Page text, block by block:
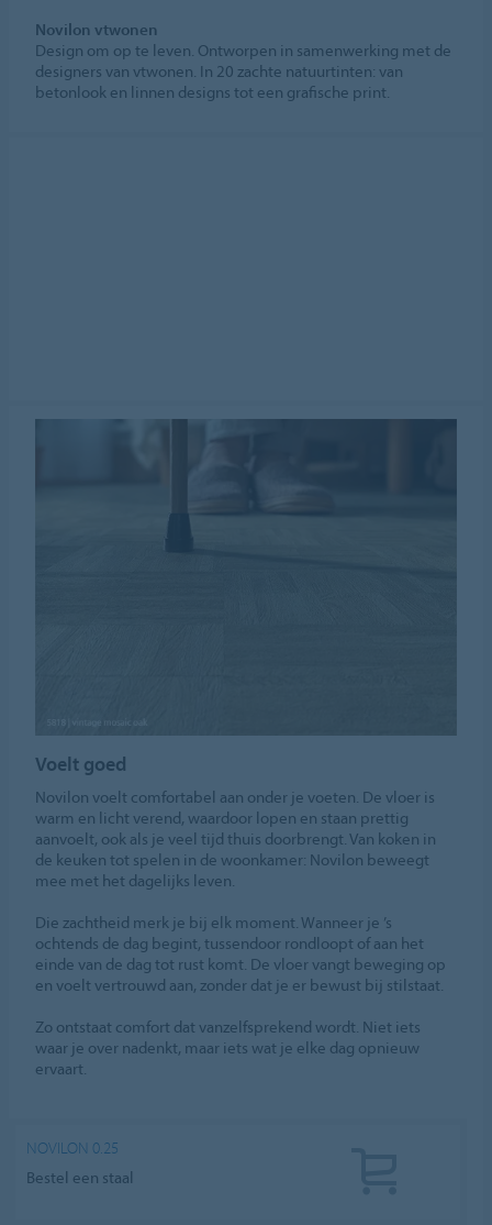
Novilon vtwonen
Design om op te leven. Ontworpen in samenwerking met de
designers van vtwonen. In 20 zachte natuurtinten: van
betonlook en linnen designs tot een grafische print.
Voelt goed
Novilon voelt comfortabel aan onder je voeten. De vloer is
warm en licht verend, waardoor lopen en staan prettig
aanvoelt, ook als je veel tijd thuis doorbrengt. Van koken in
de keuken tot spelen in de woonkamer: Novilon beweegt
mee met het dagelijks leven.
Die zachtheid merk je bij elk moment. Wanneer je ’s
ochtends de dag begint, tussendoor rondloopt of aan het
einde van de dag tot rust komt. De vloer vangt beweging op
en voelt vertrouwd aan, zonder dat je er bewust bij stilstaat.
Zo ontstaat comfort dat vanzelfsprekend wordt. Niet iets
waar je over nadenkt, maar iets wat je elke dag opnieuw
ervaart.
NOVILON 0.25
Bestel een staal